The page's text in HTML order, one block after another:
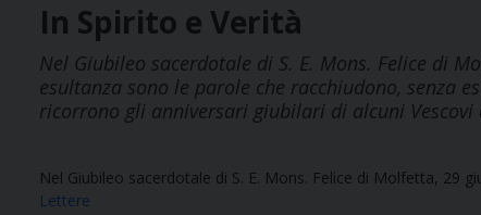
In Spirito e Verità
Nel Giubileo sacerdotale di S. E. Mons. Felice di
esultanza sono le parole che racchiudono, senza
ricorrono gli anniversari giubilari di alcuni
Nel Giubileo sacerdotale di S. E. Mons. Felice di Molfetta, 29
Lettere